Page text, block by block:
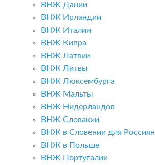
ВНЖ Дании
ВНЖ Ирландии
ВНЖ Италии
ВНЖ Кипра
ВНЖ Латвии
ВНЖ Литвы
ВНЖ Люксембурга
ВНЖ Мальты
ВНЖ Нидерландов
ВНЖ Словакии
ВНЖ в Словении для Россиян
ВНЖ в Польше
ВНЖ Португалии